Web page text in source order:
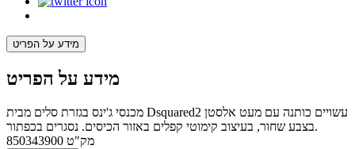
מידע על הפריט
מידע על הפריט
מכנסי ג'ינס בגזרת סלים מבית Dsquared2 עשויים כותנה עם מעט אלסטן
בצבע שחור, בעיצוב קימוטי קפלים באזור הכיסים. נסגרים בכפתור.
מק"ט 850343900